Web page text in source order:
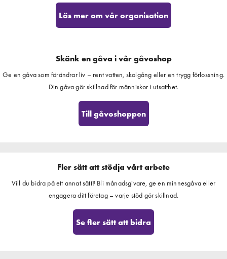
Läs mer om vår organisation
Skänk en gåva i vår gåvoshop
Ge en gåva som förändrar liv – rent vatten, skolgång eller en trygg förlossning.
Din gåva gör skillnad för människor i utsatthet.
Till gåvoshoppen
Fler sätt att stödja vårt arbete
Vill du bidra på ett annat sätt? Bli månadsgivare, ge en minnesgåva eller
engagera ditt företag – varje stöd gör skillnad.
Se fler sätt att bidra